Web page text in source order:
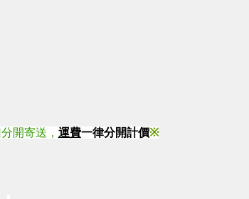
開寄送， 運費一律分開計價※